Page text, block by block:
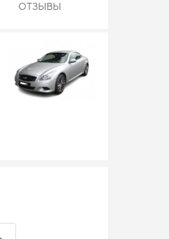
ОТЗЫВЫ